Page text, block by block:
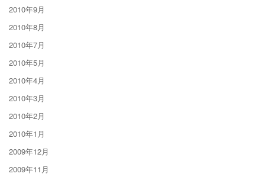
2010年9月
2010年8月
2010年7月
2010年5月
2010年4月
2010年3月
2010年2月
2010年1月
2009年12月
2009年11月